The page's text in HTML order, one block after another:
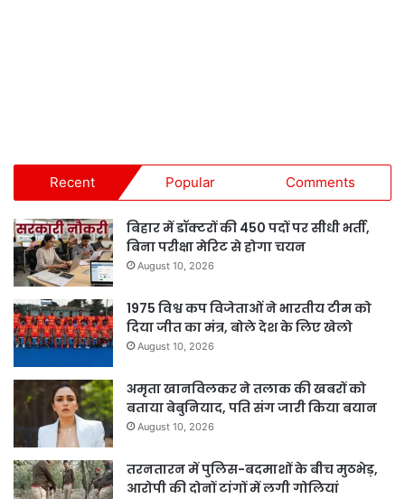
Recent Popular Comments
बिहार में डॉक्टरों की 450 पदों पर सीधी भर्ती,
बिना परीक्षा मेरिट से होगा चयन
August 10, 2026
1975 विश्व कप विजेताओं ने भारतीय टीम को
दिया जीत का मंत्र, बोले देश के लिए खेलो
August 10, 2026
अमृता खानविलकर ने तलाक की खबरों को
बताया बेबुनियाद, पति संग जारी किया बयान
August 10, 2026
तरनतारन में पुलिस-बदमाशों के बीच मुठभेड़,
आरोपी की दोनों टांगों में लगी गोलियां